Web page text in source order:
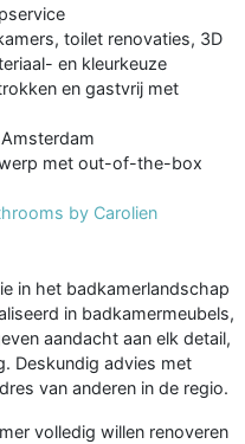
toilet renovaties, 3D
en kleurkeuze
en gastvrij met
met out-of-the-box
by Carolien
in het badkamerlandschap
in badkamermeubels,
aandacht aan elk detail,
Deskundig advies met
van anderen in de regio.
volledig willen renoveren